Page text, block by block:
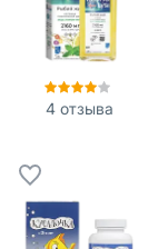
4отзыва